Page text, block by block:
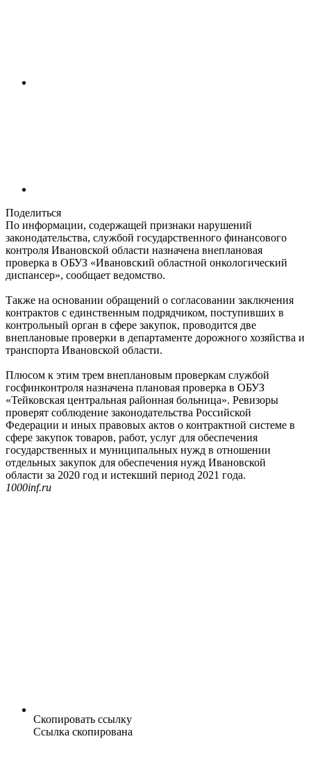
Поделиться
По информации, содержащей признаки нарушений
законодательства, службой государственного финансового
контроля Ивановской области назначена внеплановая
проверка в ОБУЗ «Ивановский областной онкологический
диспансер», сообщает ведомство.
Также на основании обращений о согласовании заключения
контрактов с единственным подрядчиком, поступивших в
контрольный орган в сфере закупок, проводится две
внеплановые проверки в департаменте дорожного хозяйства и
транспорта Ивановской области.
Плюсом к этим трем внеплановым проверкам службой
госфинконтроля назначена плановая проверка в ОБУЗ
«Тейковская центральная районная больница». Ревизоры
проверят соблюдение законодательства Российской
Федерации и иных правовых актов о контрактной системе в
сфере закупок товаров, работ, услуг для обеспечения
государственных и муниципальных нужд в отношении
отдельных закупок для обеспечения нужд Ивановской
области за 2020 год и истекший период 2021 года.
1000inf.ru
Скопировать ссылку
Ссылка скопирована